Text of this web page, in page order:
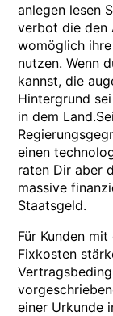
anlegen lesen
verbot die den
womöglich
nutzen. Wenn
kannst, die
Hintergrund
in dem
einen
raten Dir aber
massive
Staatsgeld.
Für Kunden
Fixkosten
einer Urkunde